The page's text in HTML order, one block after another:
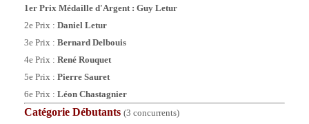
1er Prix Médaille d'Argent : Guy Letur
2e Prix : Daniel Letur
3e Prix : Bernard Delbouis
4e Prix : René Rouquet
5e Prix : Pierre Sauret
6e Prix : Léon Chastagnier
Catégorie Débutants (3 concurrents)